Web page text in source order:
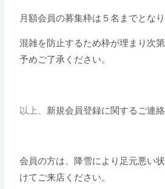
月額会員の募集枠は５名までとなり
混雑を防止するため枠が埋まり次
予めご了承ください。
以上、 新規会員登録に関するご連絡
会員の方は、降雪により足元悪い
けてご来店ください。